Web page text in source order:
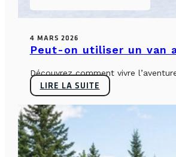
4 MARS 2026
Peut-on utiliser un van
Découvrez comment vivre
LIRE LA SUITE